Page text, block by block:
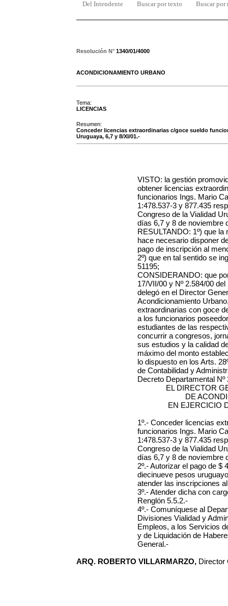
Del Intendente Buscar por texto Buscar por
Resolución N° 1340/01/4000
ACONDICIONAMIENTO URBANO
Tema:
LICENCIAS
Resumen:
Conceder licencias extraordinarias c/goce sueldo
Uruguaya, 6,7 y 8/XI/01.-
VISTO: la gestión
obtener licencias
funcionarios Ings. Mario
1:478.537-3 y 877.435
Congreso de la Vialidad
días 6,7 y 8 de noviembre
RESULTANDO: 1º) que
hace necesario disponer
pago de inscripción al
2º) que en tal sentido se
51195;
CONSIDERANDO: que
17/VII/00 y Nº 2.584/00
delegó en el Director
Acondicionamiento
extraordinarias con goce
a los funcionarios
estudiantes de las
concurrir a congresos,
sus estudios y la calidad
máximo del monto
lo dispuesto en los Arts.
de Contabilidad y
Decreto Departamental Nº
EL DIRECTOR
DE
EN EJERCICIO
1º.- Conceder licencias
funcionarios Ings. Mario
1:478.537-3 y 877.435
Congreso de la Vialidad
días 6,7 y 8 de noviembre
2º.- Autorizar el pago de $
diecinueve pesos
atender las inscripciones
3º.- Atender dicha con
Renglón 5.5.2.-
4º.- Comuníquese al
Divisiones Vialidad y
Empleos, a los Servicios
y de Liquidación de
General.-
ARQ. ROBERTO VILLARMARZO, Director